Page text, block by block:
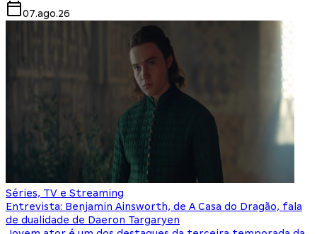
07.ago.26
Séries, TV e Streaming
Entrevista: Benjamin Ainsworth, de A Casa do Dragão, fala
de dualidade de Daeron Targaryen